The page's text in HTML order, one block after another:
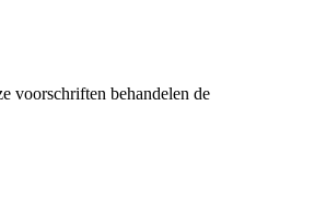
voorschriften behandelen de